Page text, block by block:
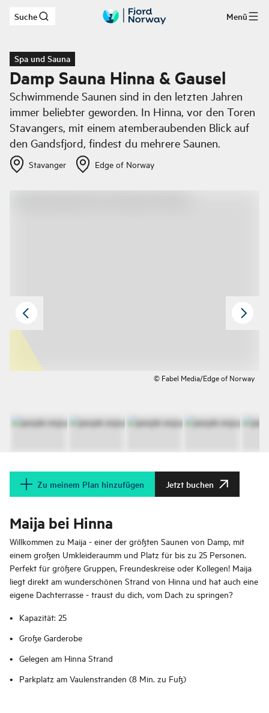
Zum Hauptinhalt
Suche Menü
Spa und Sauna
Damp Sauna Hinna & Gausel
Schwimmende Saunen sind in den letzten Jahren
immer beliebter geworden. In Hinna, vor den Toren
Stavangers, mit einem atemberaubenden Blick auf
den Gandsfjord, findest du mehrere Saunen.
Stavanger Edge of Norway
© Fabel Media/Edge of Norway
Zu meinem Plan hinzufügen Jetzt buchen
Maija bei Hinna
Willkommen zu Maija - einer der größten Saunen von Damp, mit
einem großen Umkleideraumm und Platz für bis zu 25 Personen.
Perfekt für größere Gruppen, Freundeskreise oder Kollegen! Maija
liegt direkt am wunderschönen Strand von Hinna und hat auch eine
eigene Dachterrasse - traust du dich, vom Dach zu springen?
Kapazität: 25
Große Garderobe
Gelegen am Hinna Strand
Parkplatz am Vaulenstranden (8 Min. zu Fuß)